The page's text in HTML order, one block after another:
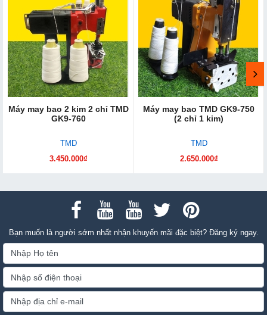
Máy may bao 2 kim 2 chỉ TMD
GK9-760
TMD
3.450.000₫
Máy may bao TMD GK9-750
(2 chỉ 1 kim)
TMD
2.650.000₫
Bạn muốn là người sớm nhất nhận khuyến mãi đặc biệt? Đăng ký ngay.